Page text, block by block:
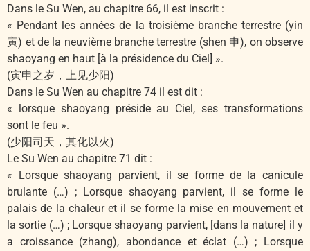
Dans le Su Wen, au chapitre 66, il est inscrit :
« Pendant les années de la troisième branche terrestre (yin
寅) et de la neuvième branche terrestre (shen 申), on observe
shaoyang en haut [à la présidence du Ciel] ».
(寅申之岁，上见少阳)
Dans le Su Wen au chapitre 74 il est dit :
« lorsque shaoyang préside au Ciel, ses transformations
sont le feu ».
(少阳司天，其化以火)
Le Su Wen au chapitre 71 dit :
« Lorsque shaoyang parvient, il se forme de la canicule
brulante (…) ; Lorsque shaoyang parvient, il se forme le
palais de la chaleur et il se forme la mise en mouvement et
la sortie (…) ; Lorsque shaoyang parvient, [dans la nature] il y
a croissance (zhang), abondance et éclat (…) ; Lorsque